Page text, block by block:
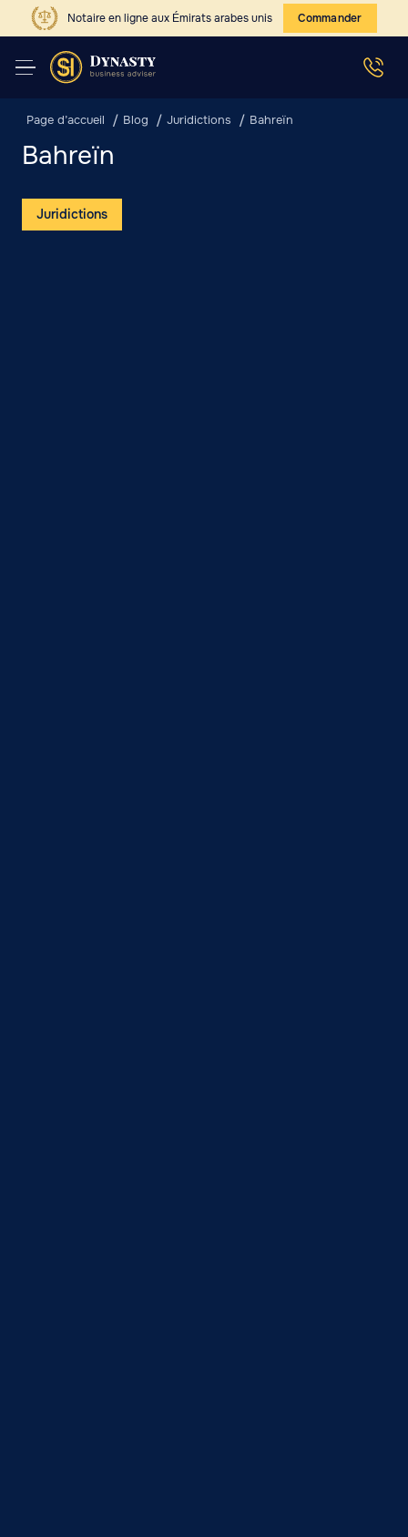
Notaire en ligne aux Émirats arabes unis Commander
Page d’accueil Blog Juridictions Bahreïn
Bahreïn
Juridictions